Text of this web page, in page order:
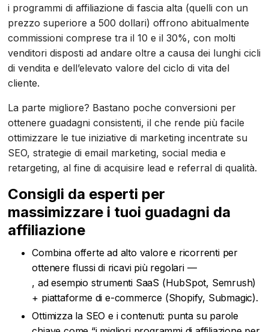
i programmi di affiliazione di fascia alta (quelli con un
prezzo superiore a 500 dollari) offrono abitualmente
commissioni comprese tra il 10 e il 30%, con molti
venditori disposti ad andare oltre a causa dei lunghi cicli
di vendita e dell’elevato valore del ciclo di vita del
cliente.
La parte migliore? Bastano poche conversioni per
ottenere guadagni consistenti, il che rende più facile
ottimizzare le tue iniziative di marketing incentrate su
SEO, strategie di email marketing, social media e
retargeting, al fine di acquisire lead e referral di qualità.
Consigli da esperti per
massimizzare i tuoi guadagni da
affiliazione
Combina offerte ad alto valore e ricorrenti per
ottenere flussi di ricavi più regolari —
, ad esempio strumenti SaaS (HubSpot, Semrush)
+ piattaforme di e-commerce (Shopify, Submagic).
Ottimizza la SEO e i contenuti: punta su parole